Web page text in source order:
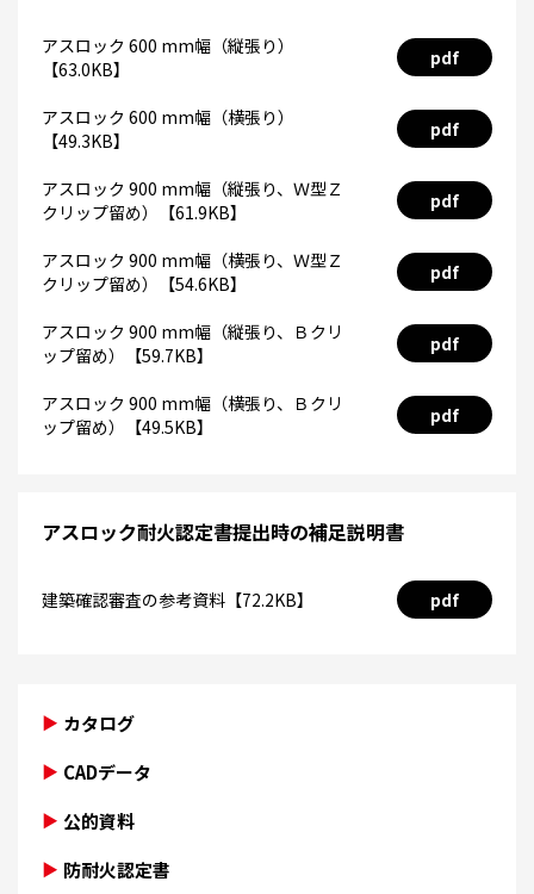
アスロック 600 mm幅（縦張り）
【63.0KB】
pdf
アスロック 600 mm幅（横張り）
【49.3KB】
pdf
アスロック 900 mm幅（縦張り、Ｗ型Ｚ
クリップ留め）【61.9KB】
pdf
アスロック 900 mm幅（横張り、Ｗ型Ｚ
クリップ留め）【54.6KB】
pdf
アスロック 900 mm幅（縦張り、Ｂクリ
ップ留め）【59.7KB】
pdf
アスロック 900 mm幅（横張り、Ｂクリ
ップ留め）【49.5KB】
pdf
アスロック耐火認定書提出時の補足説明書
建築確認審査の参考資料【72.2KB】 pdf
カタログ
CADデータ
公的資料
防耐火認定書